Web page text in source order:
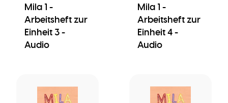
Mila 1 -
Arbeitsheft zur
Einheit 3 -
Audio
Mila 1 -
Arbeitsheft zur
Einheit 4 -
Audio